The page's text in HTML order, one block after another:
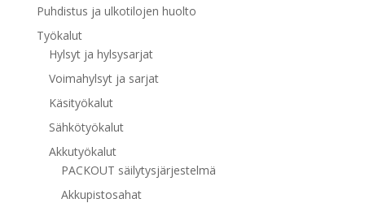
Puhdistus ja ulkotilojen huolto
Työkalut
Hylsyt ja hylsysarjat
Voimahylsyt ja sarjat
Käsityökalut
Sähkötyökalut
Akkutyökalut
PACKOUT säilytysjärjestelmä
Akkupistosahat